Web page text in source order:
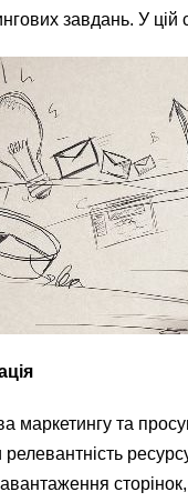
завдань. У
маркетингу та
сторінок,